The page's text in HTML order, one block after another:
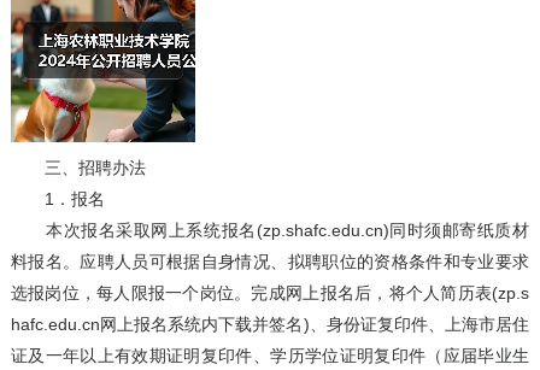
三、招聘办法
1．报名
本次报名采取网上系统报名(zp.shafc.edu.cn)同时须邮寄纸质材
料报名。应聘人员可根据自身情况、拟聘职位的资格条件和专业要求
选报岗位，每人限报一个岗位。完成网上报名后，将个人简历表(zp.s
hafc.edu.cn网上报名系统内下载并签名)、身份证复印件、上海市居住
证及一年以上有效期证明复印件、学历学位证明复印件（应届毕业生